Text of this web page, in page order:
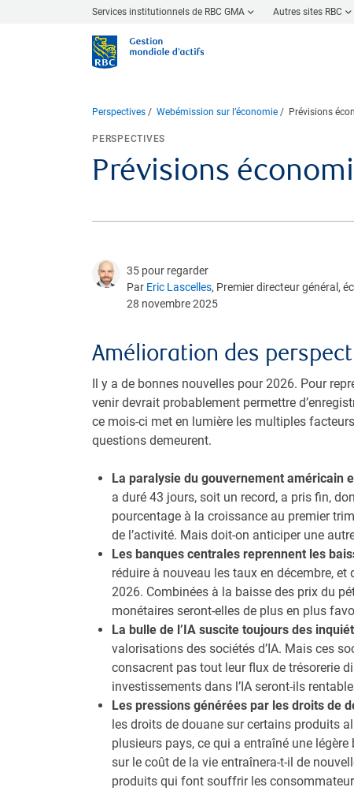
Services institutionnels de RBC GMA Autres sites RBC
Perspectives Webémission sur l’économie Prévisions
Prévisions
PERSPECTIVES
35 pour regarder
Par Eric Lascelles, Premier directeur général,
28 novembre 2025
Amélioration des
Il y a de bonnes nouvelles pour 2026. Pour
venir devrait probablement permettre
ce mois-ci met en lumière les multiples
questions demeurent.
La paralysie du gouvernement américain
a duré 43 jours, soit un record, a pris fin,
pourcentage à la croissance au premier
de l’activité. Mais doit-on anticiper une
Les banques centrales reprennent les
réduire à nouveau les taux en décembre,
2026. Combinées à la baisse des prix du
monétaires seront-elles de plus en plus
La bulle de l’IA suscite toujours des
valorisations des sociétés d’IA. Mais ces
consacrent pas tout leur flux de trésorerie
investissements dans l’IA seront-ils
Les pressions générées par les droits de
les droits de douane sur certains produits
plusieurs pays, ce qui a entraîné une
sur le coût de la vie entraînera-t-il de
produits qui font souffrir les